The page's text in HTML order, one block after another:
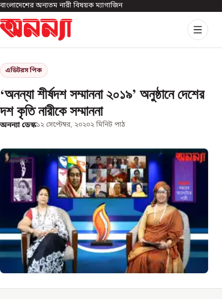
বাংলাদেশের অন্যতম নারী বিষয়ক ম্যাগাজিন
এডিটরস পিক
‘অনন্যা শীর্ষদশ সম্মাননা ২০১৯’ অনুষ্ঠানে দেশের
দশ কৃতি নারীকে সম্মাননা
অনন্যা ডেস্ক১২ সেপ্টেম্বর, ২০২০২ মিনিট পাঠ